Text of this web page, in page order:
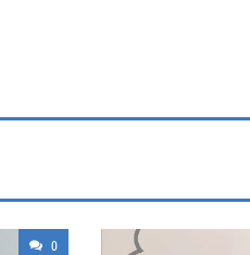
0